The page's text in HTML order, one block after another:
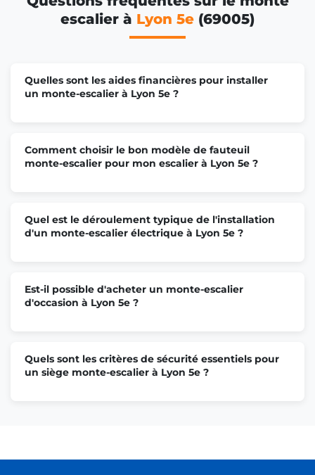
escalier à Lyon 5e (69005)
Quelles sont les aides financières pour installer
un monte-escalier à Lyon 5e ?
Comment choisir le bon modèle de fauteuil
monte-escalier pour mon escalier à Lyon 5e ?
Quel est le déroulement typique de l'installation
d'un monte-escalier électrique à Lyon 5e ?
Est-il possible d'acheter un monte-escalier
d'occasion à Lyon 5e ?
Quels sont les critères de sécurité essentiels pour
un siège monte-escalier à Lyon 5e ?